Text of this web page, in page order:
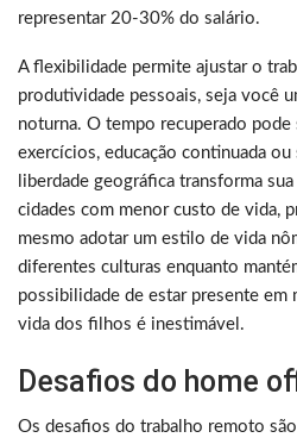
representar 20-30% do salário.
A flexibilidade permite ajustar o
produtividade pessoais, seja você
noturna. O tempo recuperado
exercícios, educação continuada
liberdade geográfica transforma
cidades com menor custo de vida,
mesmo adotar um estilo de vida
diferentes culturas enquanto
possibilidade de estar presente em
vida dos filhos é inestimável.
Desafios do home
Os desafios do trabalho remoto